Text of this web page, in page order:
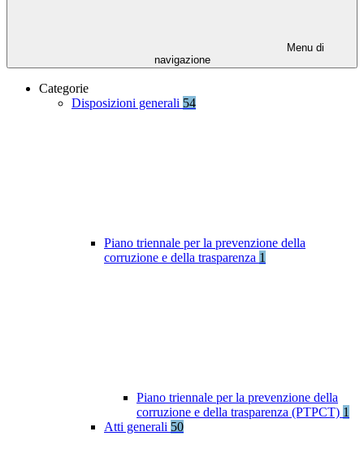
Menu di
navigazione
Categorie
Disposizioni generali 54
Piano triennale per la prevenzione della
corruzione e della trasparenza 1
Piano triennale per la prevenzione della
corruzione e della trasparenza (PTPCT) 1
Atti generali 50